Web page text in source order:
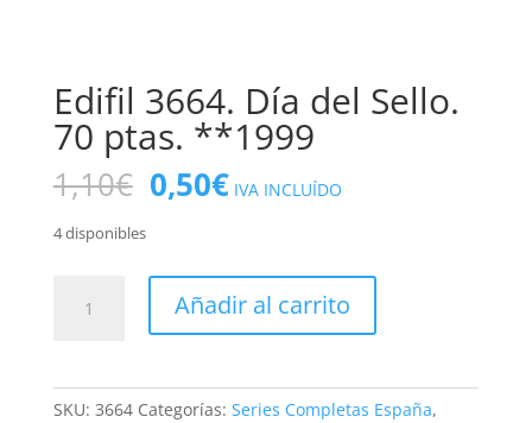
Edifil 3664. Día del Sello.
70 ptas. **1999
1,10€ El
precio
era:
1,10€.
0,50€El
precio
es:
0,50€.
IVA INCLUÍDO
4 disponibles
3664.
Añadir al carrito
SKU: 3664 Categorías: Series Completas España,